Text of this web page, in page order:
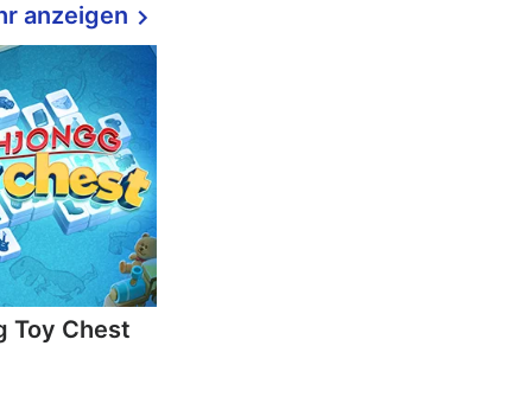
anzeigen
Toy Chest